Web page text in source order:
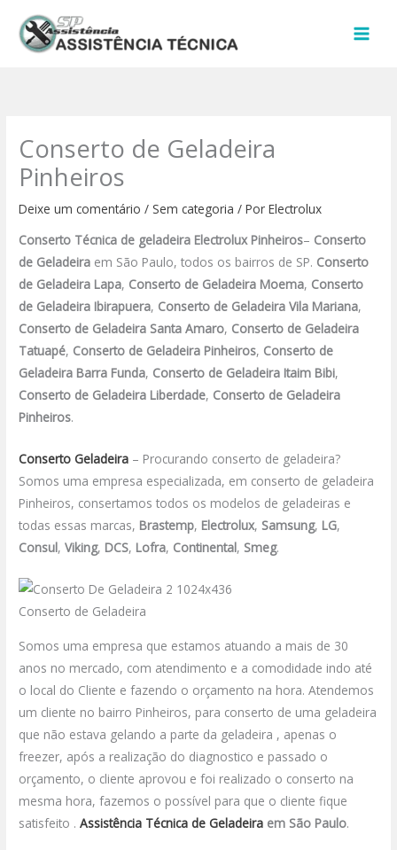
para
Conserto de Geladeira
Pinheiros
Deixe um comentário / Sem categoria / PorElectrolux
Conserto Técnica de geladeira Electrolux Pinheiros– Conserto
de Geladeira em São Paulo, todos os bairros de SP. Conserto
de Geladeira Lapa, Conserto de Geladeira Moema, Conserto
de Geladeira Ibirapuera, Conserto de Geladeira Vila Mariana,
Conserto de Geladeira Santa Amaro, Conserto de Geladeira
Tatuapé, Conserto de Geladeira Pinheiros, Conserto de
Geladeira Barra Funda, Conserto de Geladeira Itaim Bibi,
Conserto de Geladeira Liberdade, Conserto de Geladeira
Pinheiros.
Conserto Geladeira – Procurando conserto de geladeira?
Somos uma empresa especializada, em conserto de geladeira
Pinheiros, consertamos todos os modelos de geladeiras e
todas essas marcas, Brastemp, Electrolux, Samsung, LG,
Consul,Viking, DCS, Lofra, Continental, Smeg.
Conserto de Geladeira
Somos uma empresa que estamos atuando a mais de 30
anos no mercado, com atendimento e a comodidade indo até
o local do Cliente e fazendo o orçamento na hora. Atendemos
um cliente no bairro Pinheiros, para conserto de uma geladeira
que não estava gelando a parte da geladeira , apenas o
freezer, após a realização do diagnostico e passado o
orçamento, o cliente aprovou e foi realizado o conserto na
mesma hora, fazemos o possível para que o cliente fique
satisfeito .Assistência Técnica de Geladeira em São Paulo.